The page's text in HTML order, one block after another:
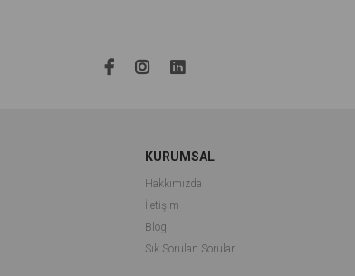
KURUMSAL
Hakkımızda
İletişim
Blog
Sık Sorulan Sorular